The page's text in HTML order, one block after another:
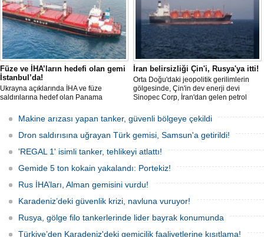
Füze ve İHA’ların hedefi olan gemi
İstanbul’da!
Ukrayna açıklarında İHA ve füze
saldırılarına hedef olan Panama
Zehma’, hasarlı şekilde İstanbul
Boğazı’ndan geçişini tamamladı.
İran belirsizliği Çin'i, Rusya'ya itti!
Orta Doğu'daki jeopolitik gerilimlerin
gölgesinde, Çin'in dev enerji devi
Sinopec Corp, İran'dan gelen petrol
rotasını Rusya'ya çevirdi. Dünyanın en
büyük rafine şirketlerinden biri olan
Sinopec, İran'la yaşanan 'savaş'
bahanesiyle daralan arzı telafi etmek
için Uzak Doğu Rus petrolüne
Makine arızası yapan tanker, güvenli bölgeye çekildi
Dron saldırısına uğrayan Türk gemisi, Samsun'a getirildi!
'REGAL 1' isimli tanker, tehlikeyi atlattı!
Gemide 5 ton kokain yakalandı: Portekiz!
Rus İHA’ları, Alman gemisini vurdu!
Karadeniz’deki güvenlik krizi, navluna vuruyor!
Rusya, gölge filo tankerlerinde lider bayrak konumunda
Türkiye’den Karadeniz'deki gemicilik faaliyetlerine kısıtlama!